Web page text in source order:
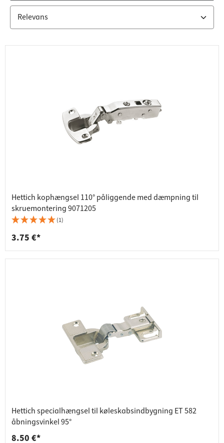
Hettich kophængsel 110° påliggende med dæmpning til
skruemontering 9071205
(1)
3.75 €*
Hettich specialhængsel til køleskabsindbygning ET 582
åbningsvinkel 95°
8.50 €*